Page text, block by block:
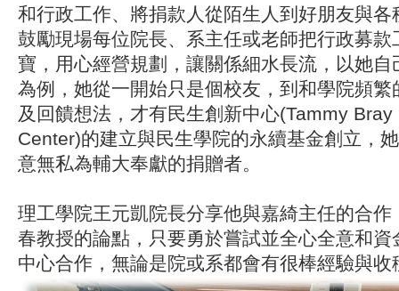
和行政工作、將捐款人從陌生人到好朋友與各
鼓勵現場每位院長、系主任或老師把行政募
寶，用心經營規劃，讓關係細水長流，以她自
為例，她從一開始只是個校友，到和學院頻繁
及回饋想法，才有民生創新中心(Tammy
Center)的建立與民生學院的永續基金創立，
意無私為輔大奉獻的捐贈者。
理工學院王元凱院長分享他與嘉綺主任的合作
春教授的論點，只要勇於嘗試並全心全意和資
中心合作，無論是院或系都會有很棒經驗與收